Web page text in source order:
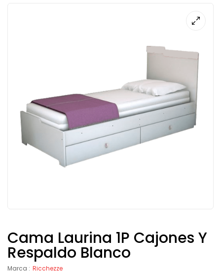
Cama Laurina 1P Cajones Y
Respaldo Blanco
Marca : Ricchezze